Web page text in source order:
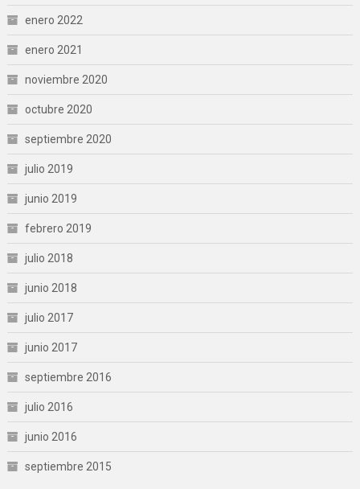
enero 2022
enero 2021
noviembre 2020
octubre 2020
septiembre 2020
julio 2019
junio 2019
febrero 2019
julio 2018
junio 2018
julio 2017
junio 2017
septiembre 2016
julio 2016
junio 2016
septiembre 2015